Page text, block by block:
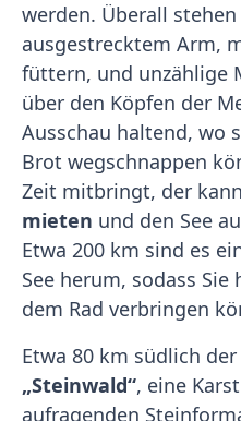
werden. Überall
ausgestrecktem Arm,
füttern, und unzählige
über den Köpfen der
Ausschau haltend, wo
Brot wegschnappen
Zeit mitbringt, der
mieten und den See
Etwa 200 km sind es
See herum, sodass Sie
dem Rad verbringen
Etwa 80 km südlich
„Steinwald“, eine
aufragenden